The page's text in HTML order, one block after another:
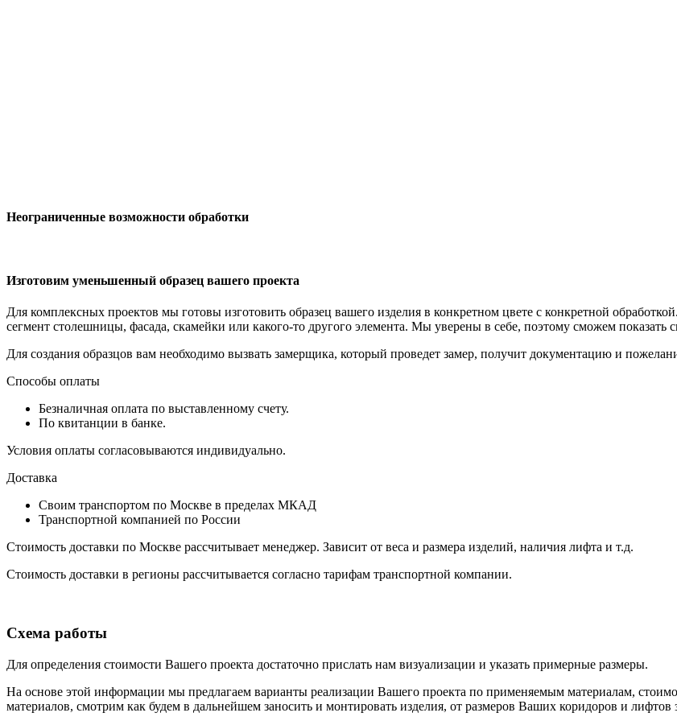
Неограниченные возможности обработки
Изготовим уменьшенный образец вашего проекта
Для комплексных проектов мы готовы изготовить образец вашего изделия в конкретном цвете с конкретной
сегмент столешницы, фасада, скамейки или какого-то другого элемента. Мы уверены в себе, поэтому сможем показать
Для создания образцов вам необходимо вызвать замерщика, который проведет замер, получит документацию и
Способы оплаты
Безналичная оплата по выставленному счету.
По квитанции в банке.
Условия оплаты согласовываются индивидуально.
Доставка
Своим транспортом по Москве в пределах МКАД
Транспортной компанией по России
Стоимость доставки по Москве рассчитывает менеджер. Зависит от веса и размера изделий, наличия лифта и т.д.
Стоимость доставки в регионы рассчитывается согласно тарифам транспортной компании.
Схема работы
Для определения стоимости Вашего проекта достаточно прислать нам визуализации и указать примерные размеры.
На основе этой информации мы предлагаем варианты реализации Вашего проекта по применяемым материалам,
материалов, смотрим как будем в дальнейшем заносить и монтировать изделия, от размеров Ваших коридоров и лифтов